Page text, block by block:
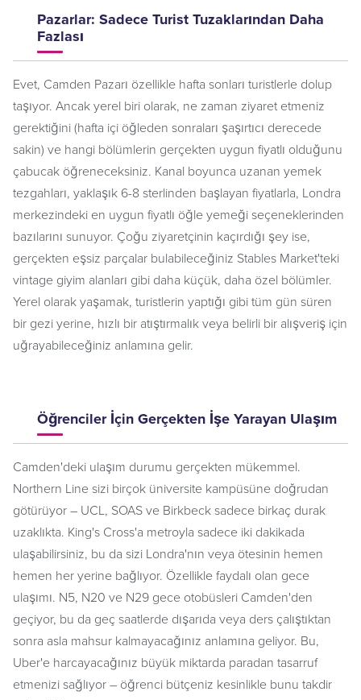
Pazarlar: Sadece Turist Tuzaklarından Daha
Fazlası
Evet, Camden Pazarı özellikle hafta sonları turistlerle dolup
taşıyor. Ancak yerel biri olarak, ne zaman ziyaret etmeniz
gerektiğini (hafta içi öğleden sonraları şaşırtıcı derecede
sakin) ve hangi bölümlerin gerçekten uygun fiyatlı olduğunu
çabucak öğreneceksiniz. Kanal boyunca uzanan yemek
tezgahları, yaklaşık 6-8 sterlinden başlayan fiyatlarla, Londra
merkezindeki en uygun fiyatlı öğle yemeği seçeneklerinden
bazılarını sunuyor. Çoğu ziyaretçinin kaçırdığı şey ise,
gerçekten eşsiz parçalar bulabileceğiniz Stables Market'teki
vintage giyim alanları gibi daha küçük, daha özel bölümler.
Yerel olarak yaşamak, turistlerin yaptığı gibi tüm gün süren
bir gezi yerine, hızlı bir atıştırmalık veya belirli bir alışveriş için
uğrayabileceğiniz anlamına gelir.
Öğrenciler İçin Gerçekten İşe Yarayan Ulaşım
Camden'deki ulaşım durumu gerçekten mükemmel.
Northern Line sizi birçok üniversite kampüsüne doğrudan
götürüyor – UCL, SOAS ve Birkbeck sadece birkaç durak
uzaklıkta. King's Cross'a metroyla sadece iki dakikada
ulaşabilirsiniz, bu da sizi Londra'nın veya ötesinin hemen
hemen her yerine bağlıyor. Özellikle faydalı olan gece
ulaşımı. N5, N20 ve N29 gece otobüsleri Camden'den
geçiyor, bu da geç saatlerde dışarıda veya ders çalıştıktan
sonra asla mahsur kalmayacağınız anlamına geliyor. Bu,
Uber'e harcayacağınız büyük miktarda paradan tasarruf
etmenizi sağlıyor – öğrenci bütçeniz kesinlikle bunu takdir